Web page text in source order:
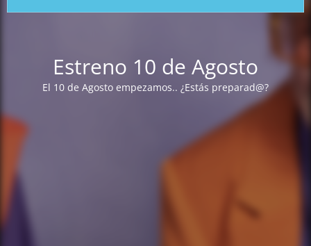
Estreno 10 de Agosto
El 10 de Agosto empezamos.. ¿Estás preparad@?